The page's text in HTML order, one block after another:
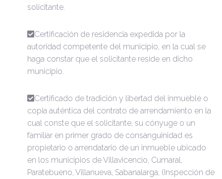
solicitante.
Certificación de residencia expedida por la
autoridad competente del municipio, en la cual se
haga constar que el solicitante reside en dicho
municipio.
Certificado de tradición y libertad del inmueble o
copia auténtica del contrato de arrendamiento en la
cual conste que el solicitante, su cónyuge o un
familiar en primer grado de consanguinidad es
propietario o arrendatario de un inmueble ubicado
en los municipios de Villavicencio, Cumaral,
Paratebueno, Villanueva, Sabanalarga, (Inspección de